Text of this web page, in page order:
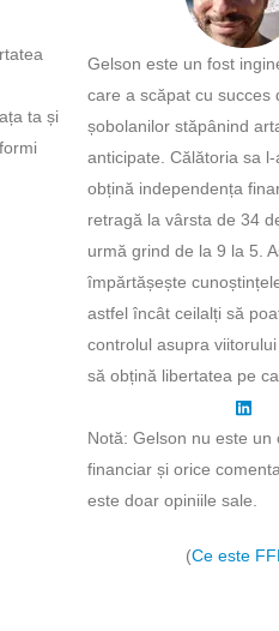
ta și
Gelson este un fost
care a scăpat cu succes
șobolanilor stăpânind
anticipate. Călătoria sa
obțină independența
retragă la vârsta de 34
urmă grind de la 9 la 5.
împărtășește
astfel încât ceilalți să
controlul asupra
să obțină libertatea pe
Notă: Gelson nu este un
financiar și orice
este doar opiniile sale.
(Ce este